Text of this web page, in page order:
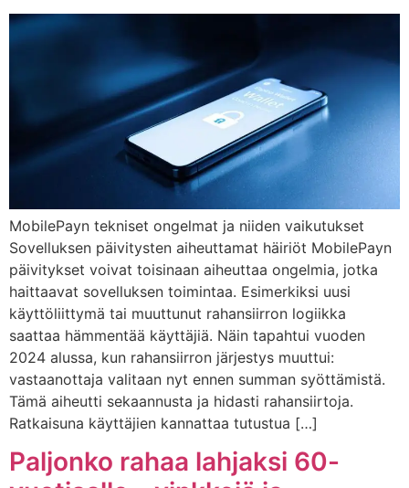
MobilePayn tekniset ongelmat ja niiden vaikutukset
Sovelluksen päivitysten aiheuttamat häiriöt MobilePayn
päivitykset voivat toisinaan aiheuttaa ongelmia, jotka
haittaavat sovelluksen toimintaa. Esimerkiksi uusi
käyttöliittymä tai muuttunut rahansiirron logiikka
saattaa hämmentää käyttäjiä. Näin tapahtui vuoden
2024 alussa, kun rahansiirron järjestys muuttui:
vastaanottaja valitaan nyt ennen summan syöttämistä.
Tämä aiheutti sekaannusta ja hidasti rahansiirtoja.
Ratkaisuna käyttäjien kannattaa tutustua […]
Paljonko rahaa lahjaksi 60-